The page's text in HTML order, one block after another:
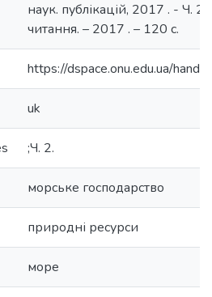
наук. публікацій, 2017 . - Ч. 2
читання. – 2017 . – 120 с.
https://dspace.onu.edu.ua/
uk
;Ч. 2.
морське господарство
природні ресурси
море